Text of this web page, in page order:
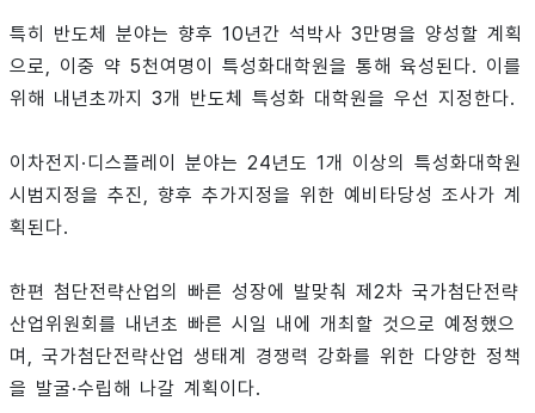
특히 반도체 분야는 향후 10년간 석박사 3만명을 양성할 계획
으로, 이중 약 5천여명이 특성화대학원을 통해 육성된다. 이를
위해 내년초까지 3개 반도체 특성화 대학원을 우선 지정한다.
이차전지·디스플레이 분야는 24년도 1개 이상의 특성화대학원
시범지정을 추진, 향후 추가지정을 위한 예비타당성 조사가 계
획된다.
한편 첨단전략산업의 빠른 성장에 발맞춰 제2차 국가첨단전략
산업위원회를 내년초 빠른 시일 내에 개최할 것으로 예정했으
며, 국가첨단전략산업 생태계 경쟁력 강화를 위한 다양한 정책
을 발굴·수립해 나갈 계획이다.